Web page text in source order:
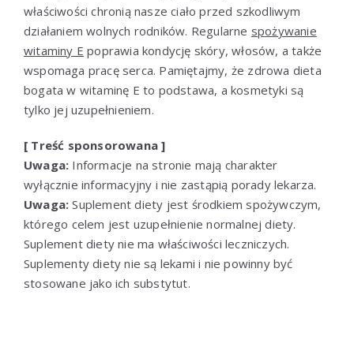
właściwości chronią nasze ciało przed szkodliwym
działaniem wolnych rodników. Regularne spożywanie
witaminy E poprawia kondycję skóry, włosów, a także
wspomaga pracę serca. Pamiętajmy, że zdrowa dieta
bogata w witaminę E to podstawa, a kosmetyki są
tylko jej uzupełnieniem.
[ Treść sponsorowana ]
Uwaga: Informacje na stronie mają charakter
wyłącznie informacyjny i nie zastąpią porady lekarza.
Uwaga: Suplement diety jest środkiem spożywczym,
którego celem jest uzupełnienie normalnej diety.
Suplement diety nie ma właściwości leczniczych.
Suplementy diety nie są lekami i nie powinny być
stosowane jako ich substytut.